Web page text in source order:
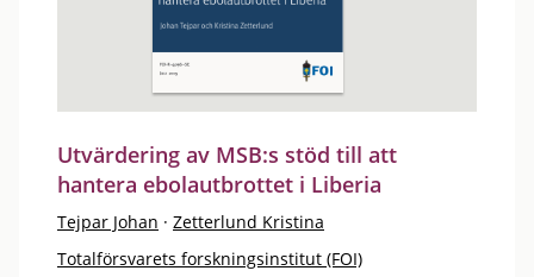
Utvärdering av MSB:s stöd till att
hantera ebolautbrottet i Liberia
Tejpar Johan · Zetterlund Kristina
Totalförsvarets forskningsinstitut (FOI)